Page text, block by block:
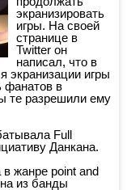
экранизировать
игры. На своей
странице в
Twitter он
написал, что в
экранизации игры
фанатов в
те разрешили ему
Full
Данкана.
в жанре point and
из банды